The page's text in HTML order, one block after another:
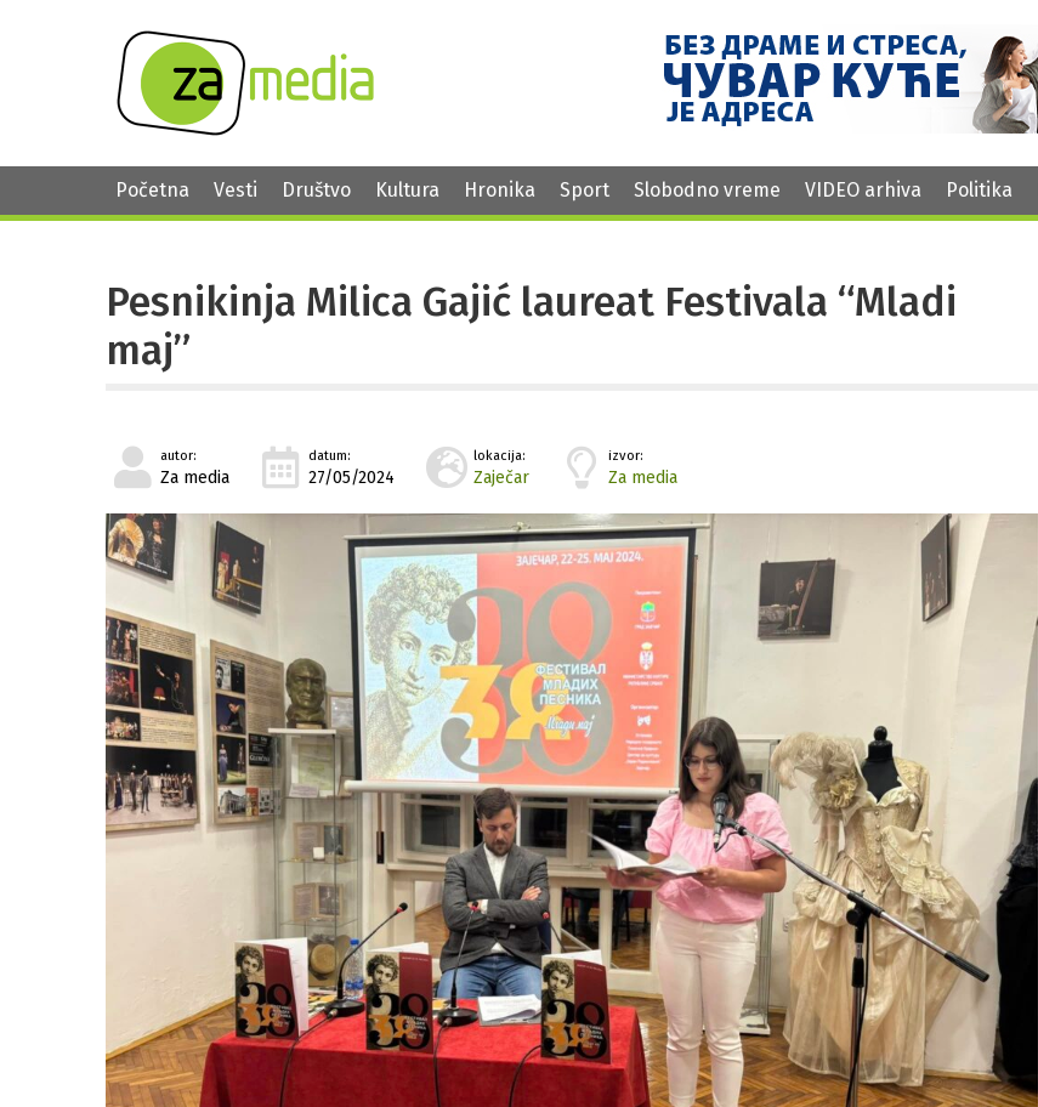
Početna Vesti Društvo Kultura Hronika Sport Slobodno vreme VIDEO arhiva Politika
Pesnikinja Milica Gajić laureat Festivala “Mladi
maj”
autor:
Za media
datum:
27/05/2024
lokacija:
Zaječar
izvor:
Za media